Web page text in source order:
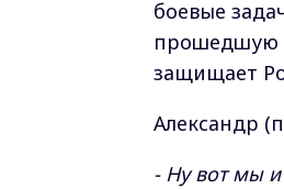
боевые
прошедшую
защищает
Александр
- Ну вот мы